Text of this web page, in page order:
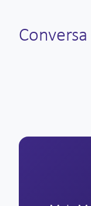
Conversa